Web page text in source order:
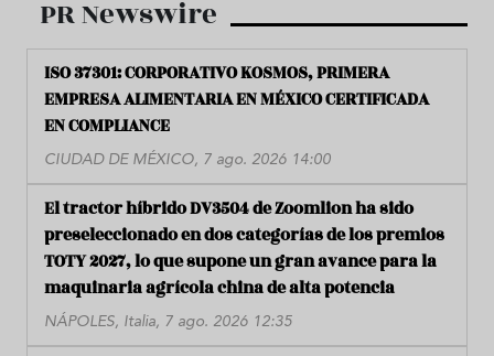
PR Newswire
ISO 37301: CORPORATIVO KOSMOS, PRIMERA
EMPRESA ALIMENTARIA EN MÉXICO CERTIFICADA
EN COMPLIANCE
CIUDAD DE MÉXICO, 7 ago. 2026 14:00
El tractor híbrido DV3504 de Zoomlion ha sido
preseleccionado en dos categorías de los premios
TOTY 2027, lo que supone un gran avance para la
maquinaria agrícola china de alta potencia
NÁPOLES, Italia, 7 ago. 2026 12:35